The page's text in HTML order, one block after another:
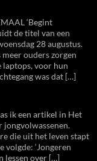
‘Begint
de titel van een
28 augustus.
ouders zorgen
laptops, voor hun
was dat […]
ik een artikel in Het
jongvolwassenen.
die uit het leven stapt
volgde: ‘Jongeren
lessen over […]